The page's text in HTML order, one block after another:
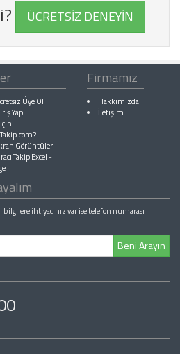
ÜCRETSİZ DENEYİN
Üye Ol
Yap
Görüntüleri
Takip Excel-
Firmamız
Hakkımızda
İletişim
bilgilere ihtiyacınız var ise telefon numarası
Beni Arayın